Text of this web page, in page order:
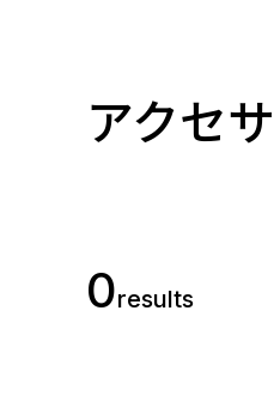
アクセ
0results